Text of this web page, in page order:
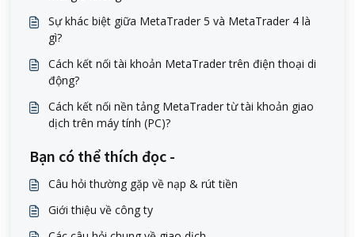
Sự khác biệt giữa MetaTrader 5 và MetaTrader 4 là
gì?
Cách kết nối tài khoản MetaTrader trên điện thoại di
động?
Cách kết nối nền tảng MetaTrader từ tài khoản giao
dịch trên máy tính (PC)?
Bạn có thể thích đọc -
Câu hỏi thường gặp về nạp & rút tiền
Giới thiệu về công ty